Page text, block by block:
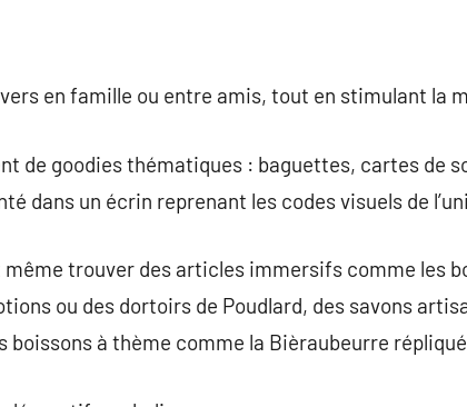
en famille ou entre amis, tout en stimulant la
de goodies thématiques : baguettes, cartes de
dans un écrin reprenant les codes visuels de
trouver des articles immersifs comme les
ou des dortoirs de Poudlard, des savons
boissons à thème comme la Bièraubeurre